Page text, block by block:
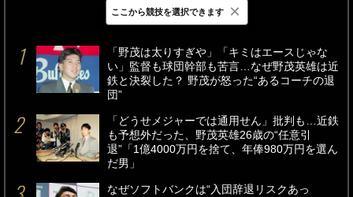
最新 24時間 週間
「野茂は太りすぎや」「キミはエースじゃな
い」監督も球団幹部も苦言…なぜ野茂英雄は近
鉄と決裂した？ 野茂が怒った“あるコーチの退
団”
「どうせメジャーでは通用せん」批判も…近鉄
も予想外だった、野茂英雄26歳の“任意引
退”「1億4000万円を捨て、年俸980万円を選ん
だ男」
なぜソフトバンクは“入団辞退リスクあっ
ここから競技を選択できます ×